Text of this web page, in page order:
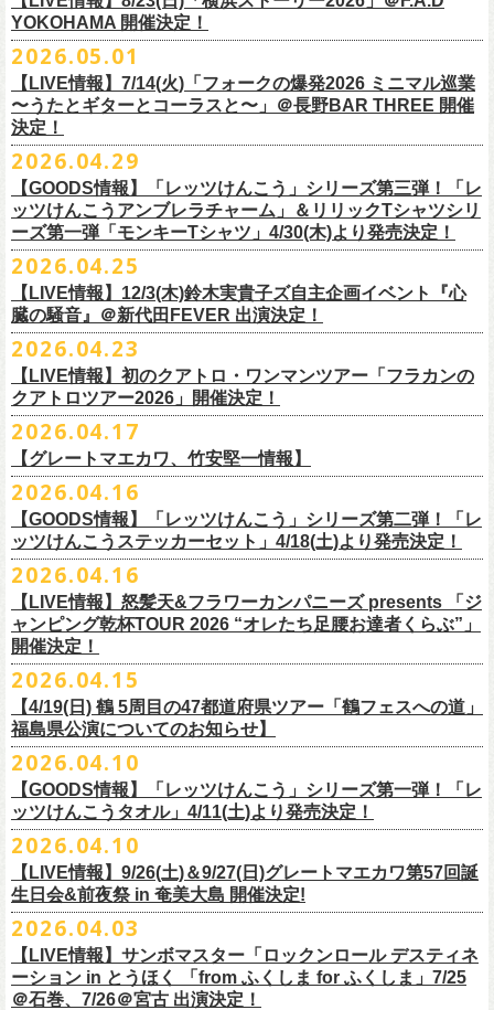
きの上、CASH POST(注 1)をご利用いただき、払戻しさせていただきま
す。
お客様ご自身でのお手続きが必要となりますため、
順をご確認の上、払戻し期限内にお手続きをお願いいたします。
https://l-tike.com/guide/a_cashpost.html
※電子チケットの仕様上、
きません。
（注 1）
金融庁管轄の資金移動者である株式会社ＤＧフィナンシャルテク
ノロジー(資金移動業者登録 番号：関東財務局長第 00094 号)の
「CASHPOST」が提供しているサービスです。
購入されたマイページより払戻しさせていただきます。
マイページ：https://l-tike.com/
※本手続き中の操作、ご登録内容はしっかりとご確認のうえ、お手続き
ください。
またお手続き時のお客様の不備に伴う対応は一切できかねますため
了承ください。
※メール受信に際して、事前に下記2つのドメインを受信できるように設
定しておいてください。
メールが届かない場合等も、
い。
≪受信可能ドメイン≫
＜お問合せ＞ローソンチケットインフォメーションhttps://l-
tike.com/contact/
どうぞお楽しみに！
◎ツワモノたちの記憶〜E.L.L50周年プロジェクト・スペシャルトーク〜
vol.1
開催日時：2026年8月31日（月）開場19:00 開演19:30
会場：ell.SIZE （名古屋市中区大須2-10-43）
出演：鈴木圭介、グレートマエカワ、平野茂平 （Electric Lady Land会
長） ゲスト：中村達也
チケット料金：全席指定¥3,500（税込） *未就学児童入場不可
チケット発売日：7月11日(土)10:00
プレイガイド：チケットぴあ
お問い合わせ：ell.SIZE 052-211-3997
Electric Lady Landホームページ ＞https://www.ell.co.jp/
※本イベントはトークイベントです。当日はライブパフォーマンスはご
ざいません。
チケット発売日：2026年7月 5日
プレイガイド：Live Pocket
https://livepocket.jp/e/que20260903
問： AILE C.E Works 03-5433-2500
◎「Handmade Rockエプロン」価格：￥5,500(税込）
カラー：ダークインディゴ, キャメル
素材 ：
（ダークインディゴ）綿 90％ , レーヨン 10％ デニム
（キャメル）綿 100％ キャンバス
サイズ：フリー（着丈 92cm , 横幅 70cm , ショルダーテープ長 160cm）
※ フロントポケットにペン差し付き
◎「フラカンの年末ベストナイン2026」
11/21(土) 函館ARARA 開場16:30/開演17:00 問い合わせ：ARARA
11/23(月・祝)八戸ROXX 開場15:30/開演16:00 問い合わせ：ノースロ
ードミュージック
11/28(土) 宮崎LAZARUS 開場16:30/開演17:00 問い合わせ：LAZARUS
11/29(日) 鹿児島SR HALL 開場15:30/開演16:00 問い合わせ：SR HALL
12/5(土) 足利ライブハウス大使館 開場16:30/開演17:00 問い合わせ：
ネクストロード
12/6(日) 松本ALECX 開場15:30/開演16:000 問い合わせ：FOB新潟
12/11(金) 京都磔磔 〜年末恒例磔磔2デイズ〜 開場18:30/開演19:00
問い合わせ：清水音泉
12/12(土) 京都磔磔 〜年末恒例磔磔2デイズ〜 開場16:30/開演17:00
問い合わせ：清水音泉
12/19(土) 盛岡岩手県公会堂21号室 〜ツアー最終日はフォークの爆
発〜 *アコースティックライヴ 開場16:30/開演17:00 問い合わせ：ノ
ースロードミュージック
チケット料金：前売￥5,200(税込/ドリンク代別途要) / *12/19盛岡公演の
み 前売￥5,500(税込/指定席/ドリンク代別途要)
＊全公演共通＞高校生以下は当日¥2,000キャッシュバック（
証明できるもの（学生証、保険証など）のご提示が必要となります）
一般チケット発売日：8月29日(土)
価格：￥1,500(税込）
カラー：オリーブ
素材 ： ポリエステル
サイズ：本体／約W310mm ×H340mm（持ち手含む500mm）
持ち手／約W50mm × H160mm
折りたたみマチ／約160mm
容量：約12L
※ ハンドル部分のゴムで止めて小さく携帯できます
ーーーーー
◎「着ぐるみラッコのマグカップ」
価格：￥2,000(税込）
カラー：グリーン , ホワイト
素材 ： ポリプロピレン
サイズ：直径 約82mm × 高さ 約92mm
容量／約340ml
本体重量／約92g
耐熱温度：140℃
耐冷温度：-40℃
※ やわらかい乳白色と独特の透け感のあるマグカップです。
ーーーーー
家主のツアー「YANUSHI LIVE TOUR 2026」にフラワーカンパニーズの
出演が決定！
8/9(日)東京・SHIBUYA CLUB QUATTRO に出演させていただきます。
◎「YANUSHI LIVE TOUR 2026」 -東京公演-
日時：2026/8/9(日) OPEN 17:00 / START 18:00
会場：SHIBUYA CLUB QUATTRO
出演：家主 GUEST：フラワーカンパニーズ
チケット前売料金：一般 4,500円 / 学生 3,500円(共にドリンク代別)
※学生は公演当日に学生証の提示が必要となります
※中学生以下無料
プレイガイド：チケット(イープラス)：
一般チケット発売日：2026/5/30(土) 10:00 URL：
https://eplus.jp/yanushi/
問い合わせ：HOT STUFF PROMOTION 050-5211-6077
hot.ne.jp/
来年2027年にオープン50周年を控えたE.L.Lについて、フラカン鈴木圭介
とグレートマエカワがホスト役となり、さまざまなバンドマン、シンガ
ー、関係者をゲストに迎えて語り明かすトークセッションを企画。
このトークシリーズでは、E.L.L.にこれまで関わってきたミュージシャ
ン、関係者、そして当時はファンだった人々とともに、まもなく50年を
迎えるライブハウスの、ツワモノたちの記憶を語っていきます。配信や
インタビューでは語れない、ここだけの話もたくさん披露予定。
7/10(金)開催のvol.0ではElectric Lady Land創始者であり現会長の平野茂
平氏をゲストに迎え、フラワーカンパニーズ メンバー4人とともにお届け
します。
今後のゲスト発表と合わせて、どうぞお楽しみに！
◎ツワモノたちの記憶〜E.L.L50周年プロジェクト・スペシャルトーク〜
vol.0
開催日時：2026年7月10日（金）開場18:30 開演19:00
会場：ell.SIZE （名古屋市中区大須2-10-43）
出演：フラワーカンパニーズ ゲスト：平野茂平 （Electric Lady Land会
長）
チケット料金：全席指定¥3,500（税込） *未就学児童入場不可
チケット発売日：5月30日(土)10:00
プレイガイド：チケットぴあhttps://t.pia.jp/
お問い合わせ：ell.SIZE 052-211-3997
Electric Lady Landホームページ ＞
※本イベントはトークイベントです。当日はライブパフォーマンスはご
ざいません。
チケット完売となっておりました7/19(日)開催「フォークの爆発2026 〜
座って演奏するスタイルです〜」東京・有楽町I’M A SHOW 公演につきま
して、若干枚数＜立ち見指定＞での追加販売を行うことが決定しまし
た。
◎「フォークの爆発2026 〜座って演奏するスタイルです〜」
7/19(日)東京・有楽町I’M A SHOW 15:15/16:00
追加チケット＞立ち見指定 ￥5,500（税込/ドリンク代別）
発売日：5月30日(土)10:00〜
問：ネクストロード 03-5114-7444（平日14～18時）
p.com/contact/
モノブライトの対バンツアーにフラワーカンパニーズの出演が決定！
10/16(金)恵⽐寿LIQUIDROOM 公演に出演させていただきます。
一般発売に先がけ、5/22(金)よりオフィシャル先行受付がスタート！
どうぞお見逃しなく！
◎「monobright TAIBAN Series 2026 〜SECOND PRIMAL〜」
日時：2026年10月16日(金) 開場18:00/開演19:00
会場：恵⽐寿LIQUIDROOM
出演：モノブライト / フラワーカンパニーズ
チケット料金：前売5,500円(税込/ドリンク代別/整理番号付)
一般チケット発売日：7月11日(土)
問い合わせ：ディスクガレージ https://info.diskgarage.com
＊オフィシャル先行受付＊
期間：2026年5⽉22⽇(⾦) 18:00〜2026年5⽉31⽇(⽇) 23:59
受付URL：https://l-tike.com/monobright/
8月29日(土)、30日(日)＠ゼビオアリーナ仙台 で開催されるスピッツ主催
「ロックのほそ道2026 〜15th Anniversary Special〜」にフラワーカンパ
ニーズの出演が決定！
フラワーカンパニーズの出演日は8月29日(土)になります。
5月15日(金)18:00より、チケット先行受付もスタート！（〜5月24日
(日)23:59まで）
「ロックのほそ道」15周年、みんなで盛大にお祝いしましょう！
☆オフィシャル先行☆
5月15日(金)18:00 〜 5月24日(日)23:59
https://w.pia.jp/s/hosomichi26ofs/
＊本公演のチケットはチケット不正転売禁止法の対象となる「特定興行
入場券」となります
◎「ロックのほそ道2026 〜15th Anniversary Special〜」
日時：2026年8月29日(土) 16:00 / 17:00
会場：ゼビオアリーナ仙台
出演：阿部真央 / クリープハイプ / Spitz / フラワーカンパニーズ（五十
音順）
料金：アリーナスタンディング￥10,000(税込・ブロック指定・入場整理
番号付)、スタンド指定席：￥10,000(税込)、車椅子席：￥11,000(税込)
お問い合わせ：ノースロードミュージック TEL 022-256-1000（営業時
間 平日11:00〜16:00）
HP:https://rocknohosomichi.com
Instagram:https://www.instagram.com/hosomichiofrock/
X:https://x.com/hosomichiofrock
京都のアイドルグループ・きのホ。の主催企画「THE 京月観」7/7(火)＠
京都磔磔にフラワーカンパニーズの出演が決定！
本日5月13日20:00から、チケットの先行抽選予約の受付もスタート！
どうぞお見逃しなく！！
◎きのホ。presents「THE 京月観」vol.4
日時：2026年7月7日(火) 18:00 OPEN/18:30 START
会場：京都磔磔
出演：フラワーカンパニーズ / きのホ。
チケット料金：¥4,800 (ドリンク代別途)
＊チケット先行抽選受付： 5/13(水)20:00~ 5/26(M火)23:59
https://w.pia.jp/t/kinopo- thekyogetsukan/
YOKOHAMA 開催決定！
2020年開催した「フラカンの横浜アリーナ」から続く＜フラカンの横浜
ストーリー＞シリーズ、
今年も8月23日(日)F.A.D YOKOHAMAにて開催決定！
◎「横浜ストーリー2026」
日時：8月23日(日)Open 15:30 / Start 16:00
会場：神奈川・F.A.D
チケット料金：前売￥5,200（税込/整理番号付/ドリンク代別）
※高校生以下は当日￥2,000キャッシュバック （当日年齢を証明できるも
の(学生証、保険証など)のご提示が必要となります）
一般発売日:6月27日(土)
ネクストロード 03-5114-7444 (平日14～18時)
2026.05.01
【LIVE情報】7/14(火)「フォークの爆発2026 ミニマル巡業
〜うたとギターとコーラスと〜」＠長野BAR THREE 開催
決定！
「フォークの爆発2026 ミニマル巡業 〜うたとギターとコーラスと〜」
編、長野での開催が決定！
◎「フォークの爆発2026 ミニマル巡業 〜うたとギターとコーラスと〜」
※ミニマル巡業とは『新たな試みとして歌とアコースティックギター一
本とコーラスと小 物の楽器などで構成するライヴ』です
日時：7/14(火) 開場18 : 30/開演19 : 00
会場：長野BAR THREE
チケット料金：4,800円（税込/整理番号付/ドリンク代別） ※高校生以下
は当日¥2,000キャッシュバック（当日年齢を証明できるもの（学生証、
保険証など）のご提示が必要となります）
一般チケット発売日：5月23日(土)
問い合わせ：長野CLUB JUNK BOX
2026.04.29
【GOODS情報】「レッツけんこう」シリーズ第三弾！「レ
ッツけんこうアンブレラチャーム」＆リリックTシャツシリ
ーズ第一弾「モンキーTシャツ」4/30(木)より発売決定！
「レッツけんこう」シリーズ第三弾！アンブレラチャームの発売が決
定！
アルミ蒸着袋入り、ランダムでご購入いただく”どれになるかお楽しみス
タイル”での販売となります。
さらに、フラカンの楽曲（歌詞）をデザインしたリリックTシャツシリー
ズが新たに登場！
第一弾は1998年リリースのアルバム『マンモスフラワー』収録「モンキ
ー」の歌詞をデザインした「モンキーTシャツ」！
4/30(木)恵比寿リキッドルーム公演より販売開始いたします！
2026.04.25
【LIVE情報】12/3(木)鈴木実貴子ズ自主企画イベント『心
臓の騒音』＠新代田FEVER 出演決定！
2026.04.23
【LIVE情報】初のクアトロ・ワンマンツアー「フラカンの
クアトロツアー2026」開催決定！
2026.04.17
【グレートマエカワ、竹安堅一情報】
うつみようこ＆Yokoloco Band LIVE情報
[オクノシンヤ(key)クハラカズユキ(ds)グレートマエカワ(b)竹安堅一(g)う
つみようこ (vo.g)]
・6月5日(金) ＠名古屋TOKUZO
*ワンマン
18:30open 19:30start
予約￥5,000 当日￥5,500
https://www.tokuzo.com/2026Jun/20260605
・6月5日(土) ＠名古屋TOKUZO
*ゲストあり：EDDIE（the 原爆オナニーズ）森田裕(バレーボールズ)
17:00open 18:00start
予約￥5,000 当日￥5,500
https://www.tokuzo.com/2026Jun/20260606
・6月7日(日)「Rainbow Hill 2026」」＠大阪 服部緑地・野外音楽堂
*イベント出演
開場/開演11:00 – 終演18:30予定
一般チケット前売5,000円/ 当日5,500円
https://rainbowhill.jp/
2026.04.16
【GOODS情報】「レッツけんこう」シリーズ第二弾！「レ
ッツけんこうステッカーセット」4/18(土)より発売決定！
「レッツけんこう」シリーズ第二弾！ステッカーセットの発売が決定！
4/18(土)SaToMansion 10th anniversary festival【南部事変 2026】公演よ
り販売開始いたします！
2026.04.16
【LIVE情報】怒髪天&フラワーカンパニーズ presents 「ジ
ャンピング乾杯TOUR 2026 “オレたち足腰お達者くらぶ”」
開催決定！
2026.04.15
【4/19(日) 鶴 5周⽬の47都道府県ツアー「鶴フェスへの道」
福島県公演についてのお知らせ】
今週末に出演を予定しておりました
■2026年4月19日（日） 鶴 5周⽬の47都道府県ツアー「鶴フェスへの道」
福島県公演
会場：福島県・OUTLINE 出演：鶴 / フラワーカンパニーズ
につきまして、鶴のオフィシャルサイトでお知らせがありましたとお
り、延期となりました。
＊鶴オフィシャルサイト：https://afrock.jp/
2026.04.10
【GOODS情報】「レッツけんこう」シリーズ第一弾！「レ
ッツけんこうタオル」4/11(土)より発売決定！
お待たせしました、「レッツけんこう」シリーズの発売が決定！
第一弾として、「レッツけんこうタオル」が完成！
4/11(土)「フラカンと行くザ50回転ズの故郷巡りツアー！」＠出雲アポロ
公演より販売開始いたします！
2026.04.10
【LIVE情報】9/26(土)＆9/27(日)グレートマエカワ第57回誕
生日会&前夜祭 in 奄美大島 開催決定!
2026.04.03
【LIVE情報】サンボマスター「ロックンロール デスティネ
ーション in とうほく 「from ふくしま for ふくしま」7/25
＠石巻、7/26＠宮古 出演決定！